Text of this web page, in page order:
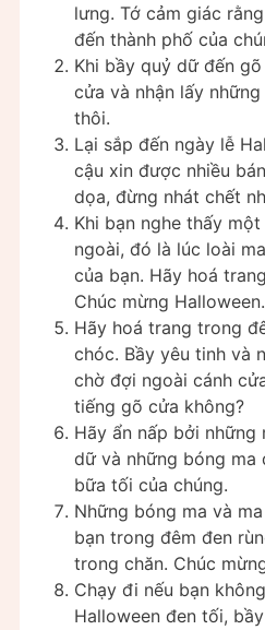
lưng. Tớ cảm giác
đến thành phố của
Khi bầy quỷ dữ đến
cửa và nhận lấy
thôi.
Lại sắp đến ngày lễ
cậu xin được nhiều
dọa, đừng nhát chết
Khi bạn nghe thấy
ngoài, đó là lúc loài
của bạn. Hãy hoá
Chúc mừng Halloween.
Hãy hoá trang trong
chóc. Bầy yêu tinh và
chờ đợi ngoài cánh
tiếng gõ cửa không?
Hãy ẩn nấp bởi những
dữ và những bóng ma
bữa tối của chúng.
Những bóng ma và
bạn trong đêm đen
trong chăn. Chúc
Chạy đi nếu bạn
Halloween đen tối,